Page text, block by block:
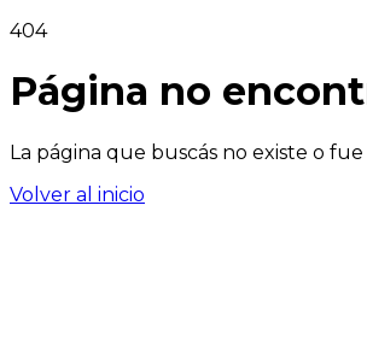
404
Página no
La página que buscás no existe o
Volver al inicio